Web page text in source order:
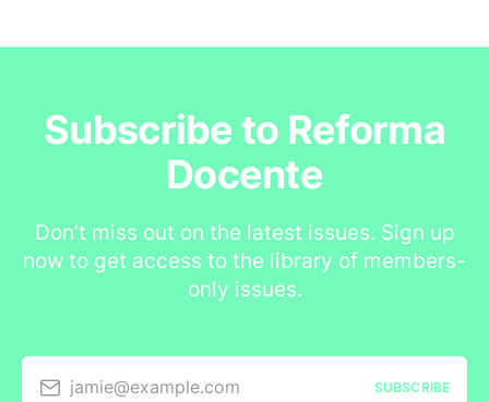
Subscribe to Reforma
Docente
Don’t miss out on the latest issues. Sign up
now to get access to the library of members-
only issues.
jamie@example.com SUBSCRIBE